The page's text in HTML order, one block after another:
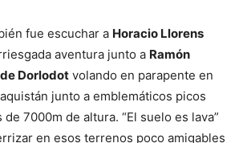
fue escuchar a Horacio Llorens
aventura junto a Ramón
Dorlodot volando en parapente en
junto a emblemáticos picos
de 7000m de altura. “El suelo es lava”
en esos terrenos poco amigables